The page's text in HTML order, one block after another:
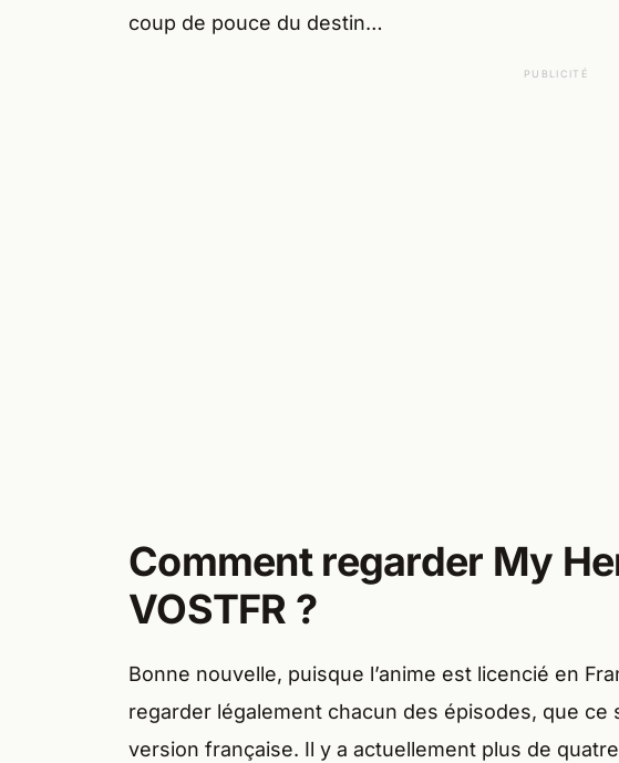
coup de pouce du destin…
PUBLICITÉ
Comment regarder My
VOSTFR ?
Bonne nouvelle, puisque l’anime est licencié en
regarder légalement chacun des épisodes, que ce
version française. Il y a actuellement plus de